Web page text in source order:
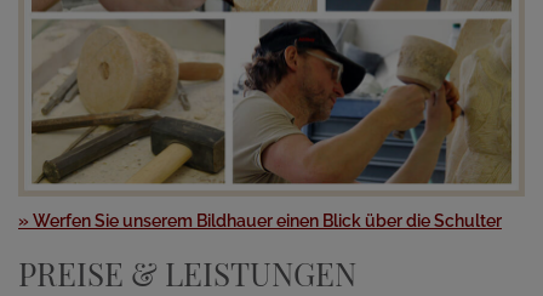
» Werfen Sie unserem Bildhauer einen Blick über die Schulter
PREISE & LEISTUNGEN